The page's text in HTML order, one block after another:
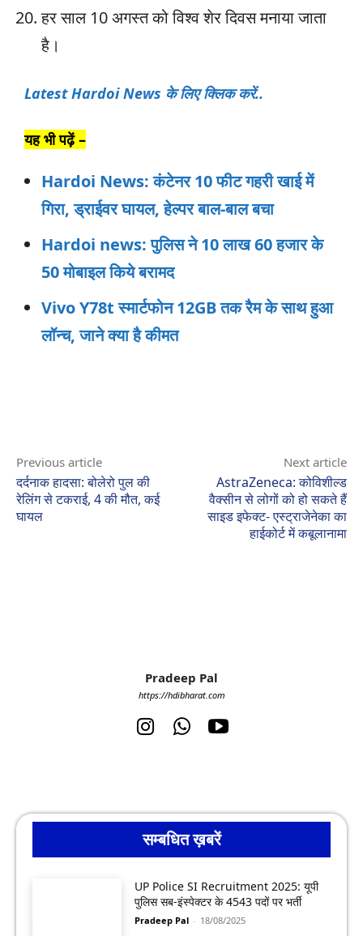
हर साल 10 अगस्त को विश्व शेर दिवस मनाया जाता
है।
LatestHardoiNews के लिए क्लिक करें..
यह भी पढ़ें –
Hardoi News: कंटेनर 10 फीट गहरी खाई में
गिरा, ड्राईवर घायल, हेल्पर बाल-बाल बचा
Hardoi news: पुलिस ने 10 लाख 60 हजार के
50 मोबाइल किये बरामद
Vivo Y78t स्‍मार्टफोन 12GB तक रैम के साथ हुआ
लॉन्‍च, जाने क्या है कीमत
Previous article
दर्दनाक हादसा: बोलेरो पुल की
रेलिंग से टकराई, 4 की मौत, कई
घायल
Next article
AstraZeneca: कोविशील्ड
वैक्सीन से लोगों को हो सकते हैं
साइड इफेक्ट- एस्ट्राजेनेका का
हाईकोर्ट में कबूलानामा
Pradeep Pal
https://hdibharat.com
सम्बधित ख़बरें
UP Police SI Recruitment 2025: यूपी
पुलिस सब-इंस्पेक्टर के 4543 पदों पर भर्ती
Pradeep Pal - 18/08/2025